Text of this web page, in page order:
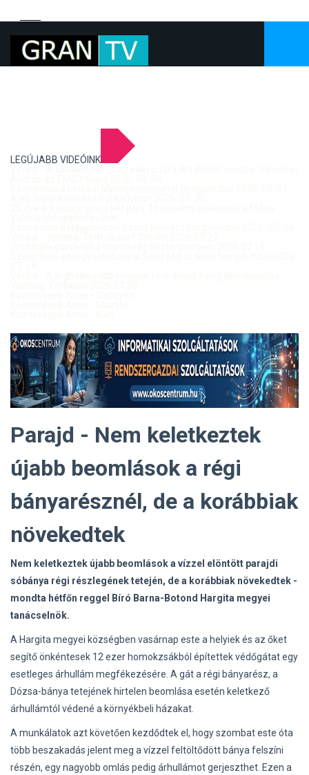
LEGÚJABB VIDEÓINK
Parajd - Nem keletkeztek
újabb beomlások a régi
bányarésznél, de a korábbiak
növekedtek
Nem keletkeztek újabb beomlások a vízzel elöntött parajdi
sóbánya régi részlegének tetején, de a korábbiak növekedtek -
mondta hétfőn reggel Bíró Barna-Botond Hargita megyei
tanácselnök.
A Hargita megyei községben vasárnap este a helyiek és az őket
segítő önkéntesek 12 ezer homokzsákból építettek védőgátat egy
esetleges árhullám megfékezésére. A gát a régi bányarész, a
Dózsa-bánya tetejének hirtelen beomlása esetén keletkező
árhullámtól védené a környékbeli házakat.
A munkálatok azt követően kezdődtek el, hogy szombat este óta
több beszakadás jelent meg a vízzel feltöltődött bánya felszíni
részén, egy nagyobb omlás pedig árhullámot gerjeszthet. Ezen a